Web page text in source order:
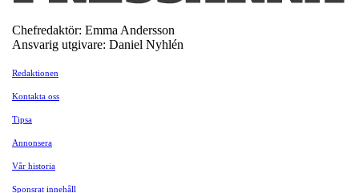
Chefredaktör: Emma Andersson
Ansvarig utgivare: Daniel Nyhlén
Redaktionen
Kontakta oss
Tipsa
Annonsera
Vår historia
Sponsrat innehåll